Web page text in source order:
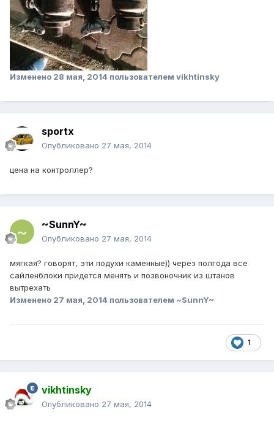
Изменено 28 мая, 2014 пользователем vikhtinsky
sportx
Опубликовано 27 мая, 2014
цена на контроллер?
~SunnY~
Опубликовано 27 мая, 2014
мягкая? говорят, эти подухи каменные)) через полгода все
сайленблоки придется менять и позвоночник из штанов
вытрехать
Изменено 27 мая, 2014 пользователем ~SunnY~
1
vikhtinsky
Опубликовано 27 мая, 2014